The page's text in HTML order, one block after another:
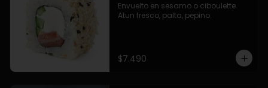
Envuelto en sesamo o ciboulette.
Atun fresco, palta, pepino.
$7.490